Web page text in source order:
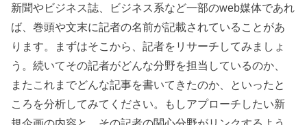
新聞やビジネス誌、ビジネス系など一部のweb媒体であれ
ば、巻頭や文末に記者の名前が記載されていることがあ
ります。まずはそこから、記者をリサーチしてみましょ
う。続いてその記者がどんな分野を担当しているのか、
またこれまでどんな記事を書いてきたのか、といったと
ころを分析してみてください。もしアプローチしたい新